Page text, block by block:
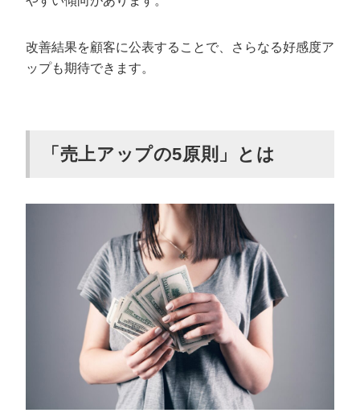
改善結果を顧客に公表することで、さらなる好感度ア
ップも期待できます。
「売上アップの5原則」とは